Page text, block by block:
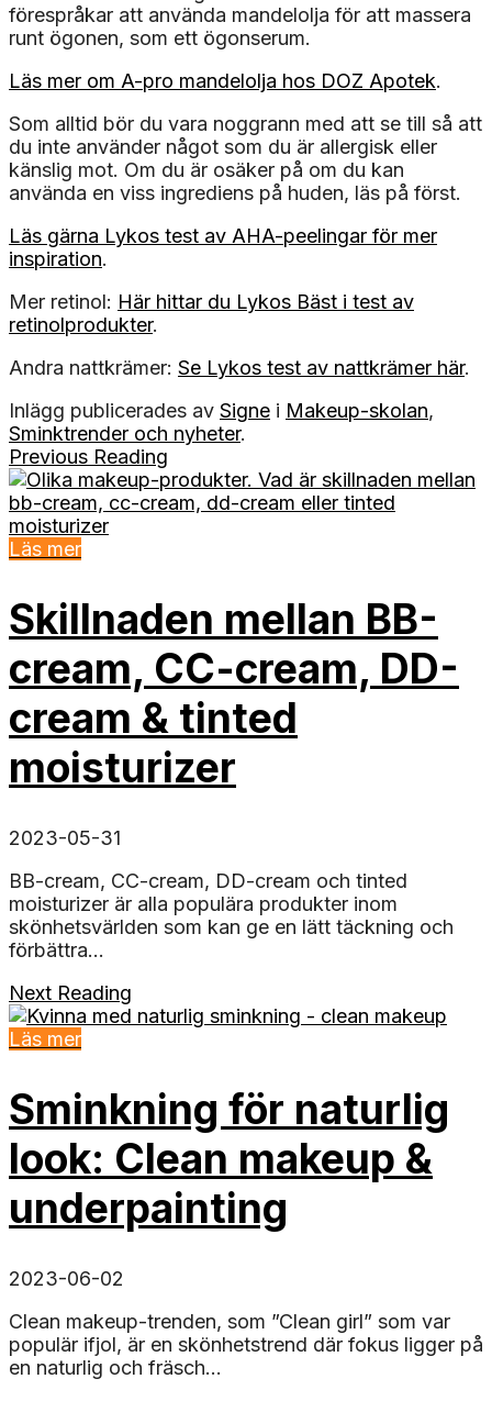
förespråkar att använda mandelolja för att massera
runt ögonen, som ett ögonserum.
Läs mer om A-pro mandelolja hos DOZ Apotek.
Som alltid bör du vara noggrann med att se till så att
du inte använder något som du är allergisk eller
känslig mot. Om du är osäker på om du kan
använda en viss ingrediens på huden, läs på först.
Läs gärna Lykos test av AHA-peelingar för mer
inspiration.
Mer retinol: Här hittar du Lykos Bäst i test av
retinolprodukter.
Andra nattkrämer: Se Lykos test av nattkrämer här.
Inlägg publicerades av Signe i Makeup-skolan,
Sminktrender och nyheter.
Previous Reading
Läs mer
Skillnaden mellan BB-
cream, CC-cream, DD-
cream & tinted
moisturizer
2023-05-31
BB-cream, CC-cream, DD-cream och tinted
moisturizer är alla populära produkter inom
skönhetsvärlden som kan ge en lätt täckning och
förbättra...
Next Reading
Läs mer
Sminkning för naturlig
look: Clean makeup &
underpainting
2023-06-02
Clean makeup-trenden, som ”Clean girl” som var
populär ifjol, är en skönhetstrend där fokus ligger på
en naturlig och fräsch...